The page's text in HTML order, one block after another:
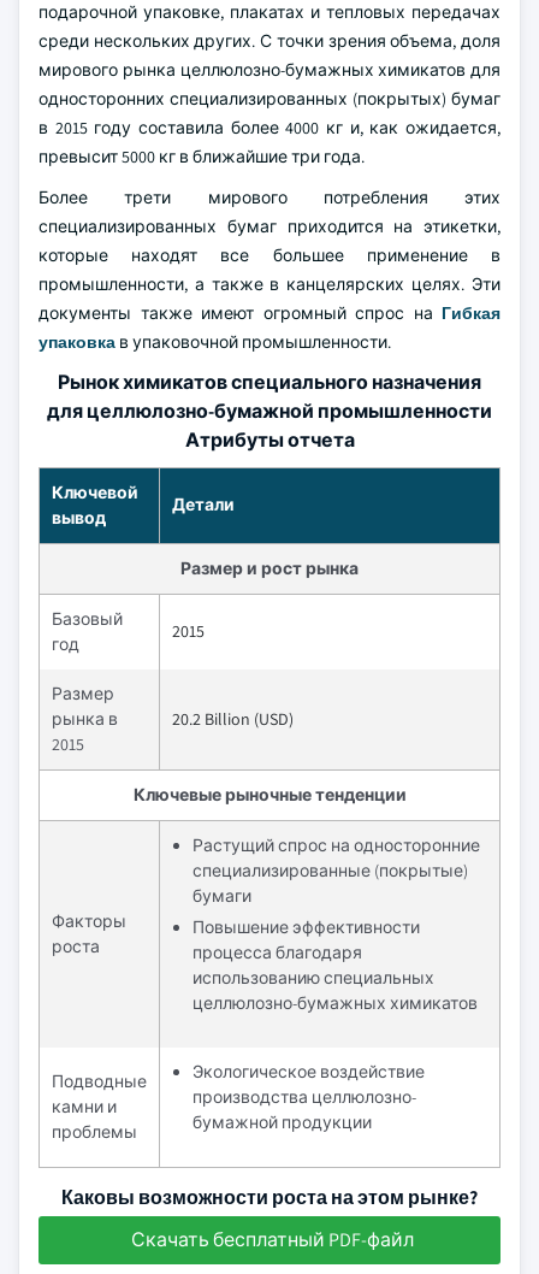
подарочной упаковке, плакатах и тепловых передачах
среди нескольких других. С точки зрения объема, доля
мирового рынка целлюлозно-бумажных химикатов для
односторонних специализированных (покрытых) бумаг
в 2015 году составила более 4000 кг и, как ожидается,
превысит 5000 кг в ближайшие три года.
Более трети мирового потребления этих
специализированных бумаг приходится на этикетки,
которые находят все большее применение в
промышленности, а также в канцелярских целях. Эти
документы также имеют огромный спрос на Гибкая
упаковка в упаковочной промышленности.
Рынок химикатов специального назначения
для целлюлозно-бумажной промышленности
Атрибуты отчета
Ключевой
вывод
Детали
Размер и рост рынка
Базовый
год
2015
Размер
рынка в
2015
20.2 Billion (USD)
Ключевые рыночные тенденции
Факторы
роста
Растущий спрос на односторонние
специализированные (покрытые)
бумаги
Повышение эффективности
процесса благодаря
использованию специальных
целлюлозно-бумажных химикатов
Подводные
камни и
проблемы
Экологическое воздействие
производства целлюлозно-
бумажной продукции
Каковы возможности роста на этом рынке?
Скачать бесплатный PDF-файл